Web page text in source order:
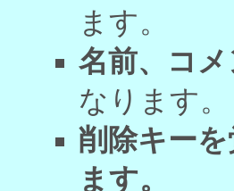
ます。
名前、コ
なります。
削除キー
ます。